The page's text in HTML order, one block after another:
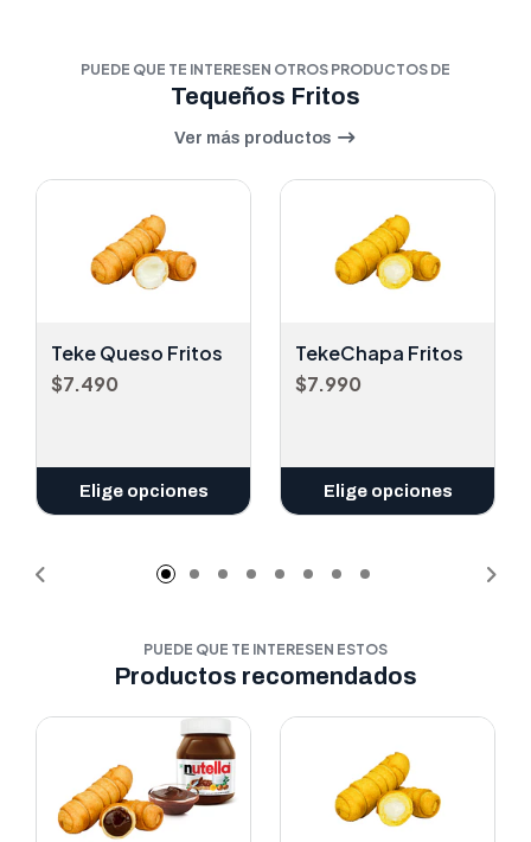
PUEDE QUE TE INTERESEN OTROS PRODUCTOS DE
Tequeños Fritos
Ver más productos
Teke Queso Fritos
$7.490
Elige opciones
TekeChapa Fritos
$7.990
Elige opciones
PUEDE QUE TE INTERESEN ESTOS
Productos recomendados